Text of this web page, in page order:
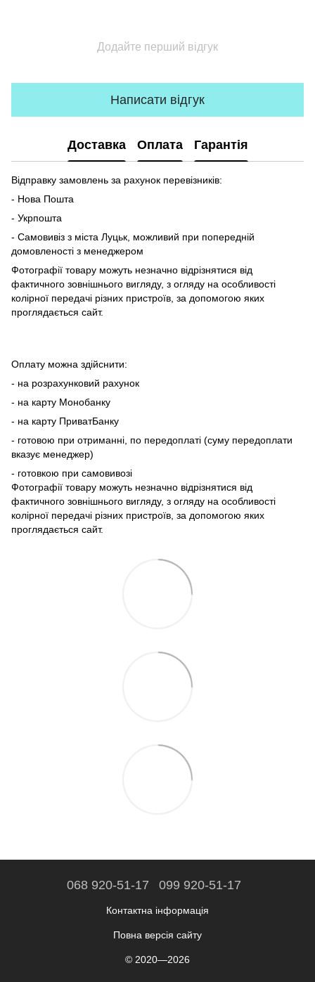
Додайте перший відгук
Написати відгук
Доставка Оплата Гарантія
Відправку замовлень за рахунок перевізників:
- Нова Пошта
- Укрпошта
- Самовивіз з міста Луцьк, можливий при попередній
домовленості з менеджером
Фотографії товару можуть незначно відрізнятися від
фактичного зовнішнього вигляду, з огляду на особливості
колірної передачі різних пристроїв, за допомогою яких
проглядається сайт.
Оплату можна здійснити:
- на розрахунковий рахунок
- на карту Монобанку
- на карту ПриватБанку
- готовою при отриманні, по передоплаті (суму передоплати
вказує менеджер)
- готовкою при самовивозі
Фотографії товару можуть незначно відрізнятися від
фактичного зовнішнього вигляду, з огляду на особливості
колірної передачі різних пристроїв, за допомогою яких
проглядається сайт.
068 920-51-17 099 920-51-17
Контактна інформація
Повна версія сайту
© 2020—2026